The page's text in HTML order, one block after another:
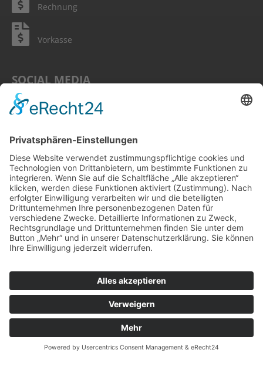
Rechnung
Vorkasse
SOCIAL MEDIA
Unsere Kunden bewerten uns mit 4,9 von 5 möglichen
Sternen.
Bewertungen lesen